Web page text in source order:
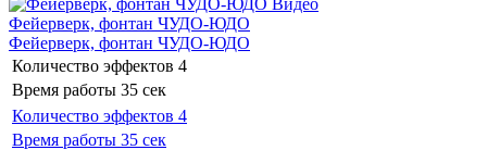
Фейерверк, фонтан ЧУДО-ЮДО
Фейерверк, фонтан ЧУДО-ЮДО
Количество эффектов 4
Время работы 35 сек
Количество эффектов 4
Время работы 35 сек